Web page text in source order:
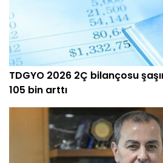
TDGYO 2026 2Ç bilançosu
105 bin arttı